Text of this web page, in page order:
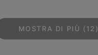
MOSTRA DI PIÙ (12)